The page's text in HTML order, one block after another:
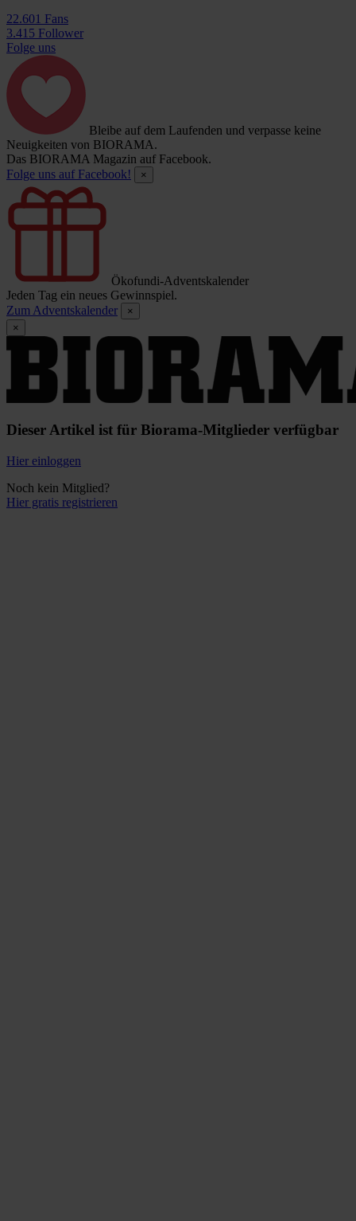
22.601 Fans
3.415 Follower
Folge uns
Bleibe auf dem Laufenden und verpasse keine
Neuigkeiten von BIORAMA.
Das BIORAMA Magazin auf Facebook.
Folge uns auf Facebook!
×
Ökofundi-Adventskalender
Jeden Tag ein neues Gewinnspiel.
Zum Adventskalender
×
×
Dieser Artikel ist für Biorama-Mitglieder verfügbar
Hier einloggen
Noch kein Mitglied?
Hier gratis registrieren